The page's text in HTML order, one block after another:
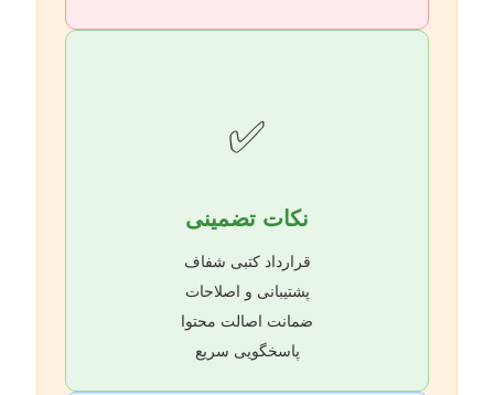
✅
نکات تضمینی
قرارداد کتبی شفاف
پشتیبانی و اصلاحات
ضمانت اصالت محتوا
پاسخگویی سریع